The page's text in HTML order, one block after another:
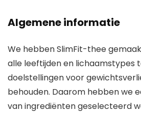
Algemene informatie
We hebben SlimFit-thee
alle leeftijden en lichaamstypes
doelstellingen voor
behouden. Daarom hebben we
van ingrediënten geselecteerd